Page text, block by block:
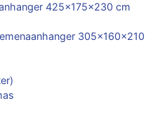
425x175x230 cm
305x160x210